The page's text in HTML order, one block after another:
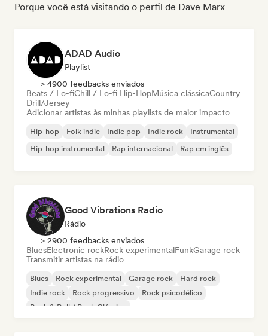
Porque você está visitando o perfil de Dave Marx
ADAD Audio
Playlist
> 4900 feedbacks enviados
Beats / Lo-fiChill / Lo-fi Hip-HopMúsica clássicaCountry
Drill/Jersey
Adicionar artistas às minhas playlists de maior impacto
Hip-hop Folk indie Indie pop Indie rock
Instrumental
Hip-hop instrumental
Rap internacional Rap em inglês
Good Vibrations Radio
Rádio
> 2900 feedbacks enviados
BluesElectronic rockRock experimentalFunkGarage rock
Transmitir artistas na rádio
Blues Rock experimental Garage rock
Hard rock
Indie rock
Rock progressivo
Rock psicodélico
Rock & Roll / Rock Clássico